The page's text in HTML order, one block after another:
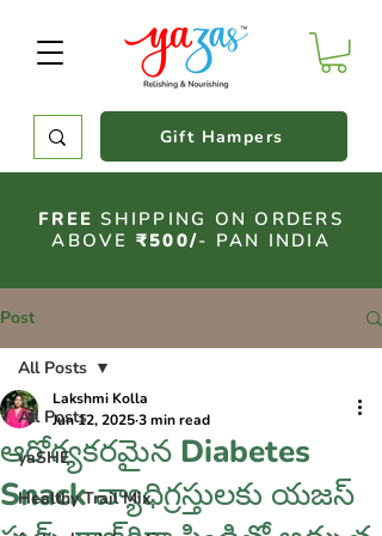
FREE SHIPPING ON ORDERS
ABOVE ₹500/- PAN INDIA
Gift Hampers
Post
All Posts
yaSHE
Healthy Trail Mix
All Posts
ఆరోగ్యకరమైన Diabetes
Snack వ్యాధిగ్రస్తులకు యజస్
Lakshmi Kolla
Jun 12, 20253 min read